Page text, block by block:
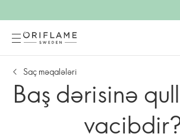
Saç məqalələri
Baş dərisinə